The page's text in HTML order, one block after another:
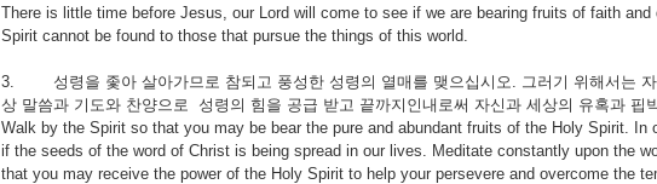
There is little time before Jesus, our Lord will come to see if we are bearing fruits of faith
Spirit cannot be found to those that pursue the things of this world.
3. 성령을 좇아 살아가므로 참되고 풍성한 성령의 열매를 맺으십시오. 그러기 위해서는 자
상 말씀과 기도와 찬양으로 성령의 힘을 공급 받고 끝까지인내로써 자신과 세상의 유혹과 핍
Walk by the Spirit so that you may be bear the pure and abundant fruits of the Holy Spirit.
if the seeds of the word of Christ is being spread in our lives. Meditate constantly upon the
that you may receive the power of the Holy Spirit to help your persevere and overcome the